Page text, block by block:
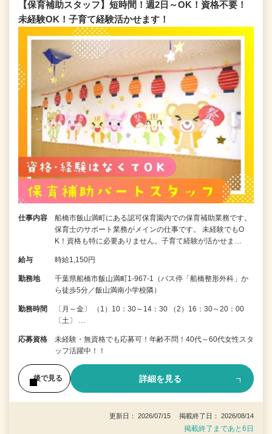
【保育補助スタッフ】短時間！週2日～OK！資格不要！
未経験OK！子育て経験活かせます！
仕事内容
船橋市飯山満町にある認可保育園内での保育補助業務です。
保育士のサポート業務がメインの仕事です。 未経験でもO
K！資格も特に必要ありません。子育て経験が活かせま…
給与 時給1,150円
勤務地
千葉県船橋市飯山満町1-967-1（バス停「船橋整形外科」か
ら徒歩5分／飯山満南小学校隣）
勤務時間
〔月～金〕 （1）10：30～14：30 （2）16：30～20：00
〔土〕 …
応募資格
未経験・無資格でも応募可！年齢不問！40代～60代女性スタ
ッフ活躍中！！
後で見る 詳細を見る
更新日： 2026/07/15 掲載終了日： 2026/08/14
掲載終了まであと6日